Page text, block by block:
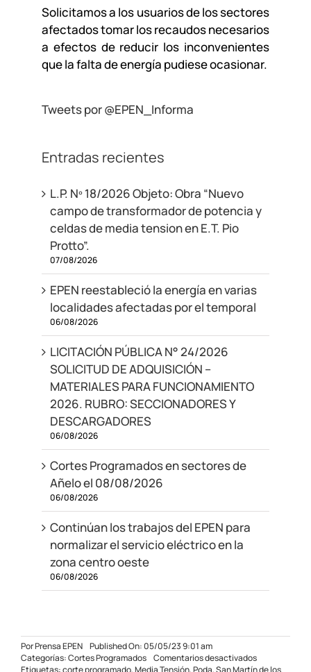
Solicitamos a los usuarios de los sectores
afectados tomar los recaudos necesarios
a efectos de reducir los inconvenientes
que la falta de energía pudiese ocasionar.
Tweets por @EPEN_Informa
Entradas recientes
L.P. Nº 18/2026 Objeto: Obra “Nuevo
campo de transformador de potencia y
celdas de media tension en E.T. Pio
Protto”.
07/08/2026
EPEN reestableció la energía en varias
localidades afectadas por el temporal
06/08/2026
LICITACIÓN PÚBLICA N° 24/2026
SOLICITUD DE ADQUISICIÓN –
MATERIALES PARA FUNCIONAMIENTO
2026. RUBRO: SECCIONADORES Y
DESCARGADORES
06/08/2026
Cortes Programados en sectores de
Añelo el 08/08/2026
06/08/2026
Continúan los trabajos del EPEN para
normalizar el servicio eléctrico en la
zona centro oeste
06/08/2026
PorPrensa EPEN Published On: 05/05/23 9:01 am
Categorías:Cortes Programados Comentarios desactivadosen
Corte
Etiquetas:corte programado,Media Tensión,Poda,San Martín de los